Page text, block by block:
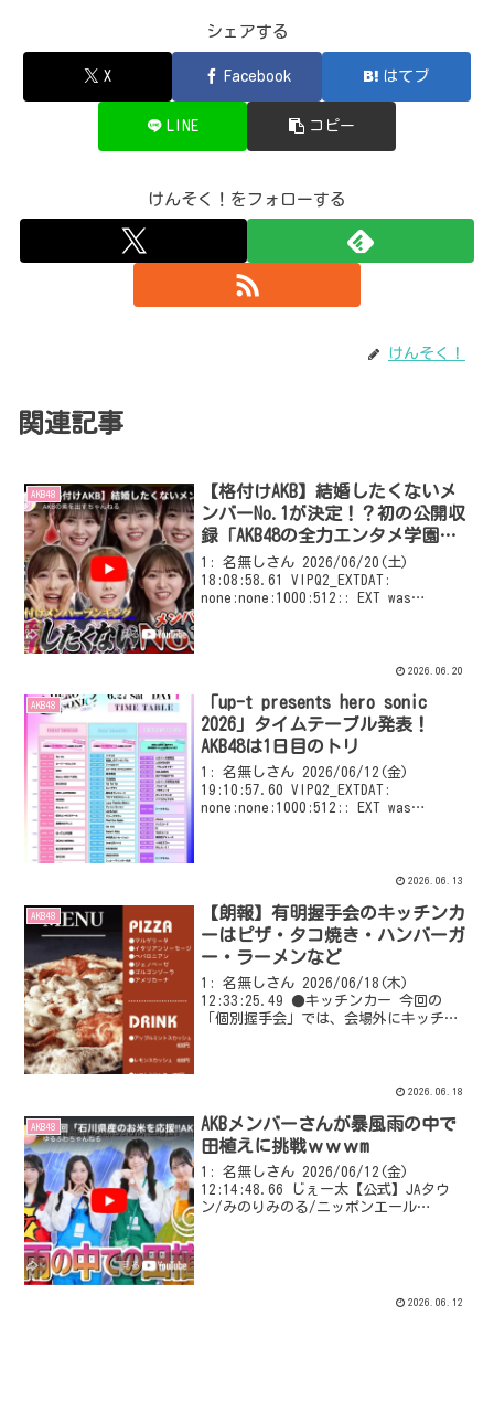
シェアする
X Facebook はてブ
LINE コピー
けんそく！をフォローする
けんそく！
関連記事
AKB48
【格付けAKB】結婚したくないメ
ンバーNo.1が決定！？初の公開収
録「AKB48の全力エンタメ学園」
#18】公開ｷﾀｰｰｰ(ﾟ∀ﾟ) ｰｰｰ!!
1: 名無しさん 2026/06/20(土)
18:08:58.61 VIPQ2_EXTDAT:
none:none:1000:512:: EXT was
2026.06.20
AKB48
「up-t presents hero sonic
2026」タイムテーブル発表！
AKB48は1日目のトリ
1: 名無しさん 2026/06/12(金)
19:10:57.60 VIPQ2_EXTDAT:
none:none:1000:512:: EXT was
2026.06.13
AKB48
【朗報】有明握手会のキッチンカ
ーはピザ・タコ焼き・ハンバーガ
ー・ラーメンなど
1: 名無しさん 2026/06/18(木)
12:33:25.49 ●キッチンカー 今回の
「個別握手会」では、会場外にキッチン
2026.06.18
AKB48
AKBメンバーさんが暴風雨の中で
田植えに挑戦ｗｗｗm
1: 名無しさん 2026/06/12(金)
12:14:48.66 じぇー太【公式】JAタウ
ン/みのりみのる/ニッポンエール
2026.06.12